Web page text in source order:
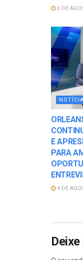
6 DE
E
PARA
4 DE